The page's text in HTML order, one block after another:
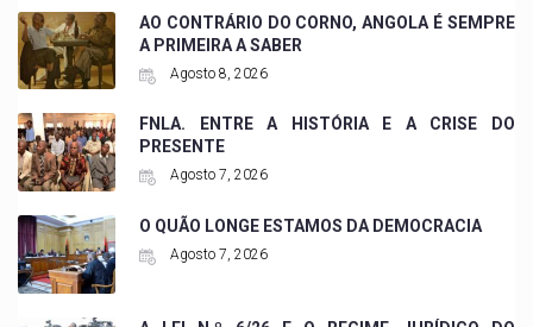
AO CONTRÁRIO DO CORNO, ANGOLA É SEMPRE
A PRIMEIRA A SABER
Agosto 8, 2026
FNLA. ENTRE A HISTÓRIA E A CRISE DO
PRESENTE
Agosto 7, 2026
O QUÃO LONGE ESTAMOS DA DEMOCRACIA
Agosto 7, 2026